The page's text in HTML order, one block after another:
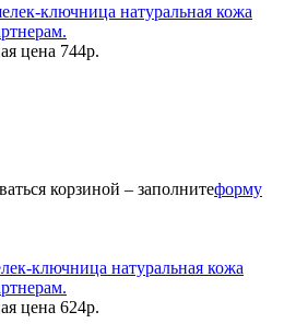
ключница натуральная кожа
цена 744р.
корзиной – заполнитеформу
ключница натуральная кожа
цена 624р.